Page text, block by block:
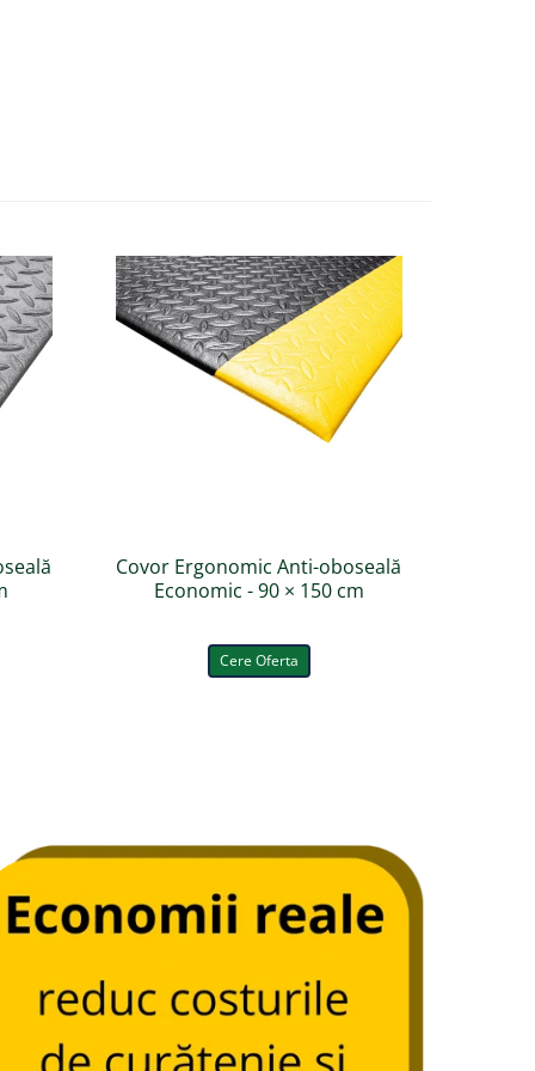
Covor Ergonomic Anti-oboseală
Economic - 90 × 150 cm
Cere Oferta